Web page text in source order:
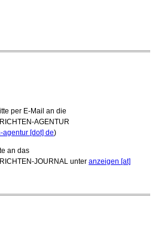
per E-Mail an die
AGENTUR
[dot] de)
an das
JOURNAL unter anzeigen [at]